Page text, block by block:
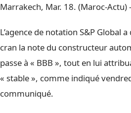
Marrakech, Mar. 18. (Maroc-Actu)
L’agence de notation S&P Global
cran la note du constructeur
passe à « BBB », tout en lui
« stable », comme indiqué
communiqué.